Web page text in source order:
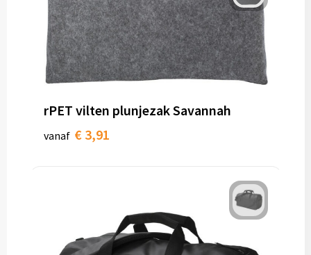
rPET vilten plunjezak Savannah
vanaf € 3,91